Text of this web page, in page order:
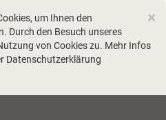
×
um Ihnen den
Durch den Besuch unseres
von Cookies zu. Mehr Infos
Datenschutzerklärung